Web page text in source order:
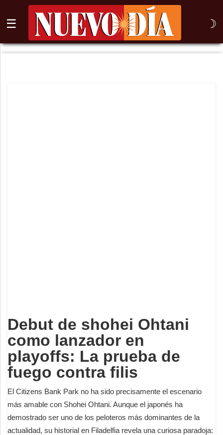
☰ ☽
⌕
Debut de shohei Ohtani
como lanzador en
playoffs: La prueba de
fuego contra filis
El Citizens Bank Park no ha sido precisamente el escenario
más amable con Shohei Ohtani. Aunque el japonés ha
demostrado ser uno de los peloteros más dominantes de la
actualidad, su historial en Filadelfia revela una curiosa paradoja: